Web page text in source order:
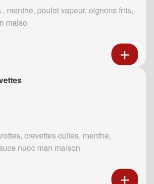
, menthe, poulet vapeur, oignons frits,
maiso
crevettes cuites, menthe,
nuoc man maison